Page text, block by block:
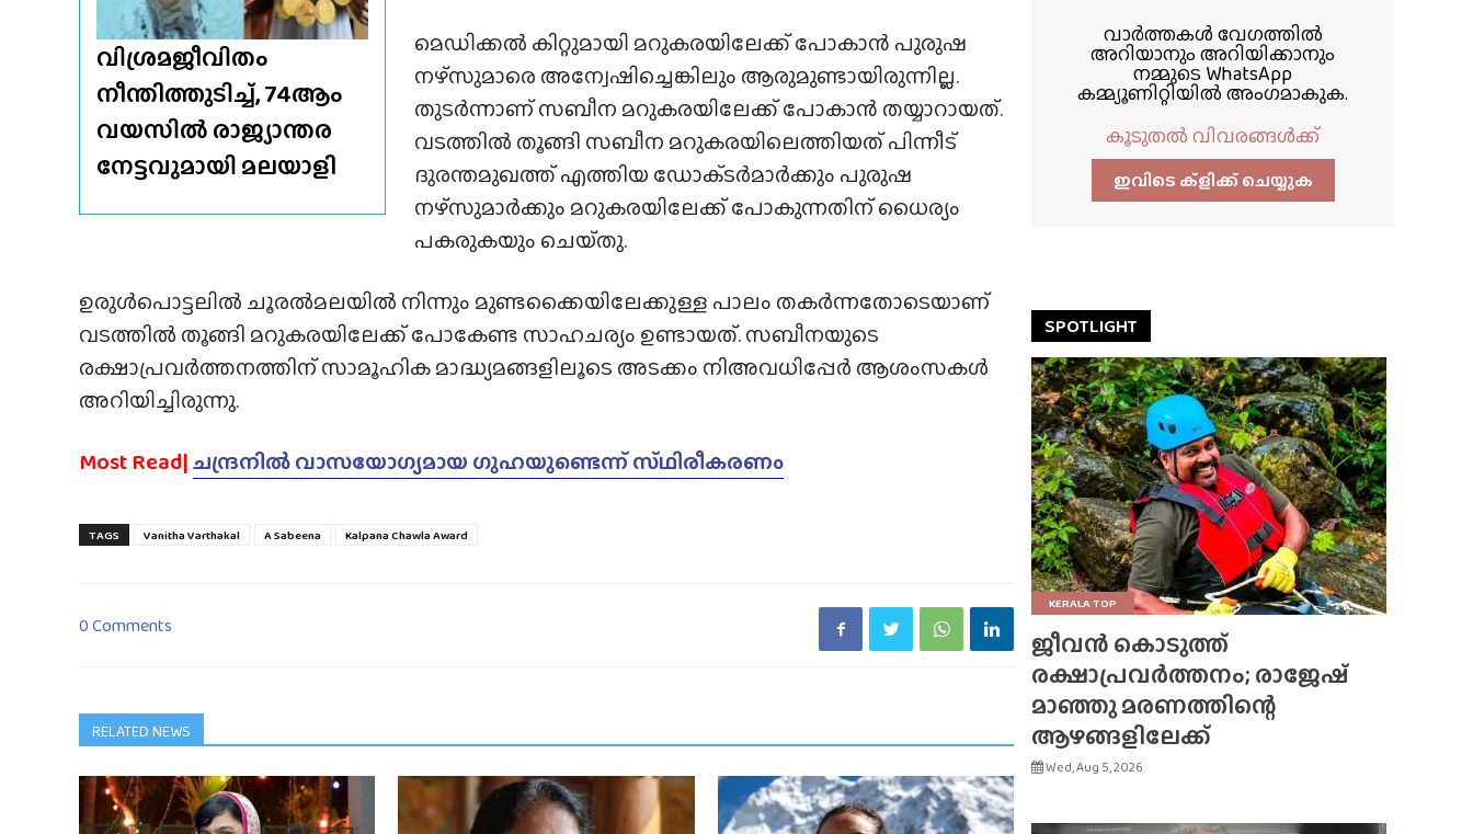
വിശ്രമജീവിതം
നീന്തിത്തുടിച്ച്, 74ആം
വയസിൽ രാജ്യാന്തര
നേട്ടവുമായി മലയാളി
മെഡിക്കൽ കിറ്റുമായി മറുകരയിലേക്ക് പോകാൻ പുരുഷ
നഴ്‌സുമാരെ അന്വേഷിച്ചെങ്കിലും ആരുമുണ്ടായിരുന്നില്ല.
തുടർന്നാണ് സബീന മറുകരയിലേക്ക് പോകാൻ തയ്യാറായത്.
വടത്തിൽ തൂങ്ങി സബീന മറുകരയിലെത്തിയത് പിന്നീട്
ദുരന്തമുഖത്ത് എത്തിയ ഡോക്‌ടർമാർക്കും പുരുഷ
നഴ്‌സുമാർക്കും മറുകരയിലേക്ക് പോകുന്നതിന് ധൈര്യം
പകരുകയും ചെയ്‌തു.
ഉരുൾപൊട്ടലിൽ ചൂരൽമലയിൽ നിന്നും മുണ്ടക്കൈയിലേക്കുള്ള പാലം തകർന്നതോടെയാണ്
വടത്തിൽ തൂങ്ങി മറുകരയിലേക്ക് പോകേണ്ട സാഹചര്യം ഉണ്ടായത്. സബീനയുടെ
രക്ഷാപ്രവർത്തനത്തിന് സാമൂഹിക മാദ്ധ്യമങ്ങളിലൂടെ അടക്കം നിഅവധിപ്പേർ ആശംസകൾ
അറിയിച്ചിരുന്നു.
Most Read|ചന്ദ്രനിൽ വാസയോഗ്യമായ ഗുഹയുണ്ടെന്ന് സ്‌ഥിരീകരണം
TAGS Vanitha Varthakal A Sabeena Kalpana Chawla Award
0 Comments
RELATED NEWS
വാർത്തകൾ വേഗത്തിൽ
അറിയാനും അറിയിക്കാനും
നമ്മുടെ WhatsApp
കമ്മ്യൂണിറ്റിയിൽ അംഗമാകുക.
കൂടുതൽ വിവരങ്ങൾക്ക്
ഇവിടെ ക്ളിക്ക്‌ ചെയ്യുക
SPOTLIGHT
KERALA TOP
ജീവൻ കൊടുത്ത്
രക്ഷാപ്രവർത്തനം; രാജേഷ്
മാഞ്ഞു മരണത്തിന്റെ
ആഴങ്ങളിലേക്ക്
Wed, Aug 5, 2026